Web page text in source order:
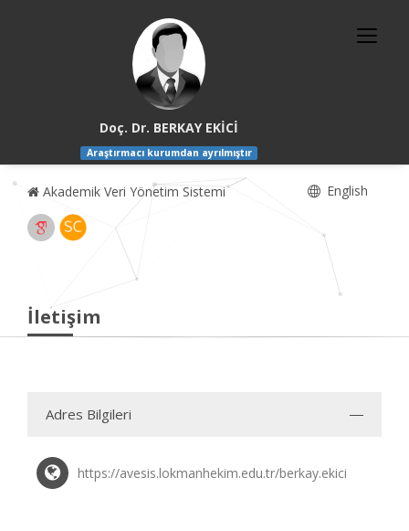
Doç. Dr. BERKAY EKİCİ
Araştırmacı kurumdan ayrılmıştır
Akademik Veri Yönetim Sistemi English
İletişim
Adres Bilgileri
https://avesis.lokmanhekim.edu.tr/berkay.ekici